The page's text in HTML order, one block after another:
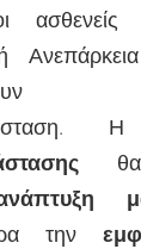
θα
την